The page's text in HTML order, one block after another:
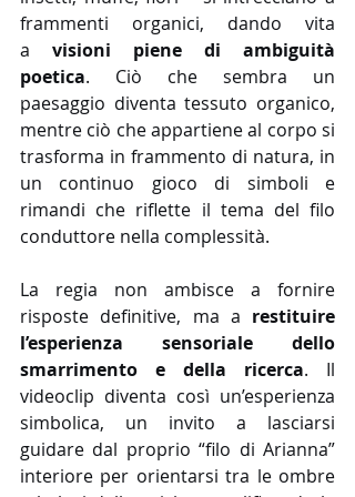
frammenti organici, dando vita
a visioni piene di ambiguità
poetica. Ciò che sembra un
paesaggio diventa tessuto organico,
mentre ciò che appartiene al corpo si
trasforma in frammento di natura, in
un continuo gioco di simboli e
rimandi che riflette il tema del filo
conduttore nella complessità.
La regia non ambisce a fornire
risposte definitive, ma a restituire
l’esperienza sensoriale dello
smarrimento e della ricerca. Il
videoclip diventa così un’esperienza
simbolica, un invito a lasciarsi
guidare dal proprio “filo di Arianna”
interiore per orientarsi tra le ombre